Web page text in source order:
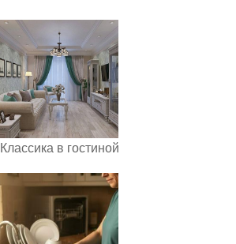
Классика в гостиной